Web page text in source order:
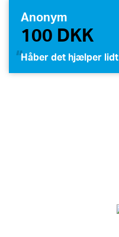
Anonym
100 DKK
Håber det hjælper lidt